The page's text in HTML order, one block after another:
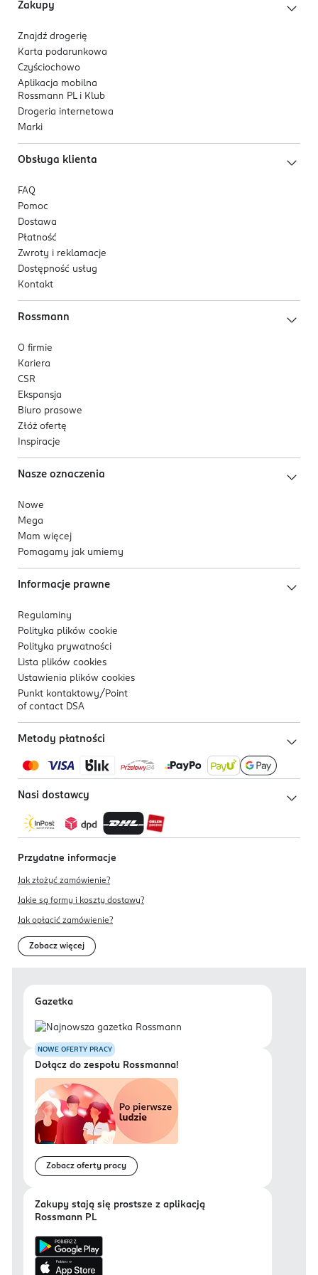
Zakupy
Znajdź drogerię
Karta podarunkowa
Czyściochowo
Aplikacja mobilna
Rossmann PL i Klub
Drogeria internetowa
Marki
Obsługa klienta
FAQ
Pomoc
Dostawa
Płatność
Zwroty i reklamacje
Dostępność usług
Kontakt
Rossmann
O firmie
Kariera
CSR
Ekspansja
Biuro prasowe
Złóż ofertę
Inspiracje
Nasze oznaczenia
Nowe
Mega
Mam więcej
Pomagamy jak umiemy
Informacje prawne
Regulaminy
Polityka plików cookie
Polityka prywatności
Lista plików cookies
Ustawienia plików cookies
Punkt kontaktowy/ Point
of contact DSA
Metody płatności
Nasi dostawcy
Przydatne informacje
Jak złożyć zamówienie?
Jakie są formy i koszty dostawy?
Jak opłacić zamówienie?
Zobacz więcej
Gazetka
NOWE OFERTY PRACY
Dołącz do zespołu Rossmanna!
Zobacz oferty pracy
Zakupy stają się prostsze z aplikacją
Rossmann PL